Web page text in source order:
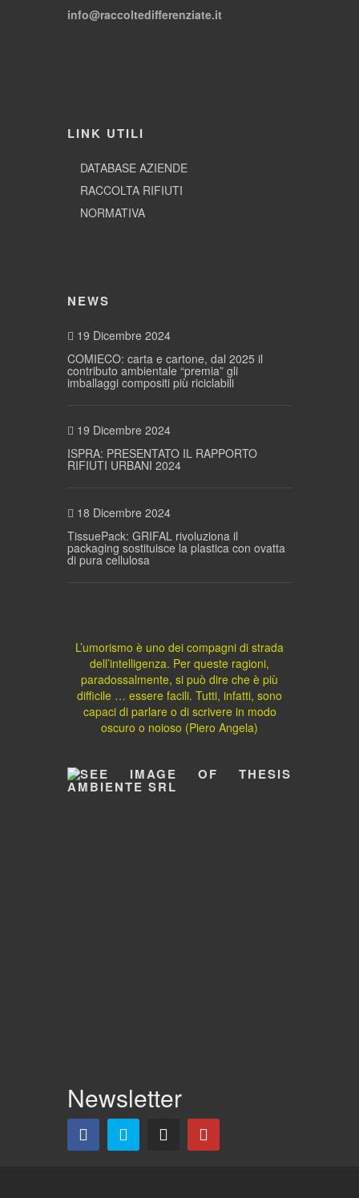
info@raccoltedifferenziate.it
LINK UTILI
DATABASE AZIENDE
RACCOLTA RIFIUTI
NORMATIVA
NEWS
19 Dicembre 2024
COMIECO: carta e cartone, dal 2025 il
contributo ambientale “premia” gli
imballaggi compositi più riciclabili
19 Dicembre 2024
ISPRA: PRESENTATO IL RAPPORTO
RIFIUTI URBANI 2024
18 Dicembre 2024
TissuePack: GRIFAL rivoluziona il
packaging sostituisce la plastica con ovatta
di pura cellulosa
L’umorismo è uno dei compagni di strada
dell’intelligenza. Per queste ragioni,
paradossalmente, si può dire che è più
difficile … essere facili. Tutti, infatti, sono
capaci di parlare o di scrivere in modo
oscuro o noioso (Piero Angela)
Newsletter